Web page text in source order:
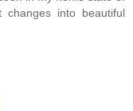
changes into beautiful